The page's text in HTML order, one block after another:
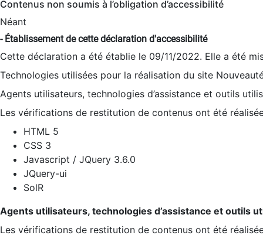
Contenus non soumis à l’obligation d’accessibilité
Néant
- Établissement de cette déclaration d'accessibilité
Cette déclaration a été établie le 09/11/2022. Elle a été
Technologies utilisées pour la réalisation du site
Agents utilisateurs, technologies d’assistance et outils
Les vérifications de restitution de contenus ont été
HTML 5
CSS 3
Javascript / JQuery 3.6.0
JQuery-ui
SolR
Agents utilisateurs, technologies d’assistance et outils
Les vérifications de restitution de contenus ont été